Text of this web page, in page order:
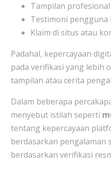
Tampilan profesional
Testimoni pengguna
Klaim di situs atau
Padahal, kepercayaan
pada verifikasi yang lebih
tampilan atau cerita
Dalam beberapa
menyebut istilah seperti
tentang kepercayaan
berdasarkan
berdasarkan verifikasi